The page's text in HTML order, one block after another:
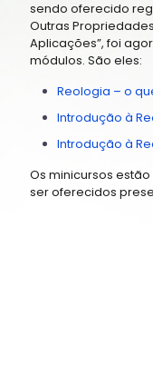
sendo oferecido
Outras
Aplicações”, foi
módulos. São eles:
Reologia – o
Introdução à
Introdução à
Os minicursos
ser oferecidos